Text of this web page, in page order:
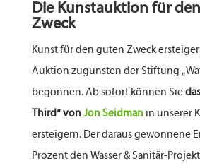
Die Kunstauktion für
Zweck
Kunst für den guten Zweck
Auktion zugunsten der Stiftung
begonnen. Ab sofort können Sie
Third“ vonJon Seidmanin unserer
ersteigern. Der daraus gewonnene
Prozent den Wasser & Sanitär-